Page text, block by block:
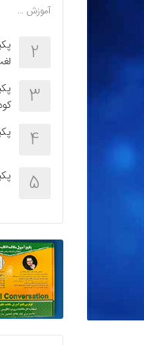
آموزش …
2
3
4
5 پکیج 2000